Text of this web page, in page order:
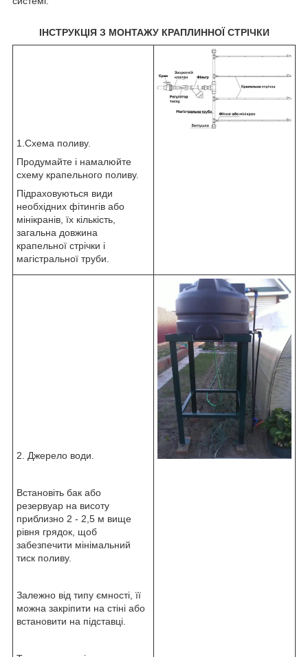
ІНСТРУКЦІЯ З МОНТАЖУ КРАПЛИННОЇ СТРІЧКИ
1.Схема поливу.
Продумайте і намалюйте
схему крапельного поливу.
Підраховуються види
необхідних фітингів або
мінікранів, їх кількість,
загальна довжина
крапельної стрічки і
магістральної труби.
2. Джерело води.
Встановіть бак або
резервуар на висоту
приблизно 2 - 2,5 м вище
рівня грядок, щоб
забезпечити мінімальний
тиск поливу.
Залежно від типу ємності, її
можна закріпити на стіні або
встановити на підставці.